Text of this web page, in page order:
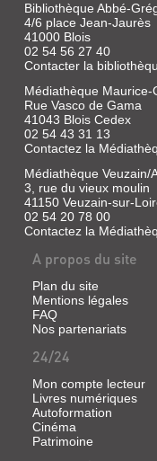
Bibliothèque Abbé-
4/6 place Jean-Jaurès
41000 Blois
02 54 56 27 40
Contacter la
Médiathèque Maurice-
Rue Vasco de Gama
41043 Blois Cedex
02 54 43 31 13
Contactez la
Médiathèque Veuzain/
3, rue du vieux moulin
41150 Veuzain-sur-
02 54 20 78 00
Contactez la
A propos du site
Plan du site
Mentions légales
FAQ
Nos partenariats
24/24
Mon compte lecteur
Livres numériques
Autoformation
Cinéma
Patrimoine